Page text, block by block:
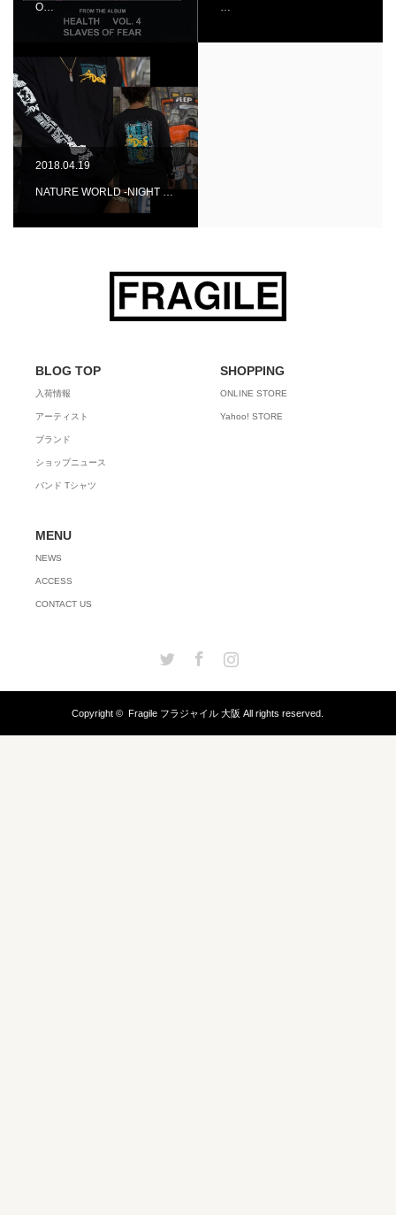
O…
…
2018.04.19
NATURE WORLD -NIGHT …
BLOG TOP
入荷情報
アーティスト
ブランド
ショップニュース
バンド Tシャツ
SHOPPING
ONLINE STORE
Yahoo! STORE
MENU
NEWS
ACCESS
CONTACT US
Twitter Facebook
Copyright ©Fragile フラジャイル 大阪 All rights reserved.